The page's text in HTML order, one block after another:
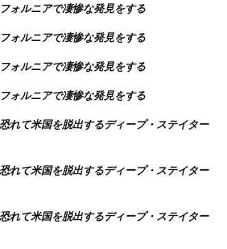
ォルニアで凄惨な発見をする
ォルニアで凄惨な発見をする
ォルニアで凄惨な発見をする
ォルニアで凄惨な発見をする
れて米国を脱出するディープ・ステイター
れて米国を脱出するディープ・ステイター
れて米国を脱出するディープ・ステイター